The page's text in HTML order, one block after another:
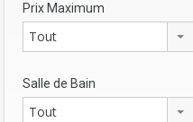
Prix Maximum
Tout
Salle de Bain
Tout